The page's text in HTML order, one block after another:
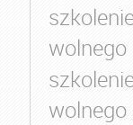
wolnego